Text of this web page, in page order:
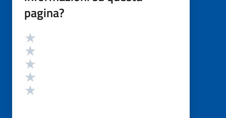
pagina?
Valutazione